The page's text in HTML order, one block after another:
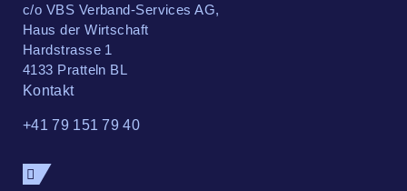
c/o VBS Verband-Services AG,
Haus der Wirtschaft
Hardstrasse 1
4133 Pratteln BL
Kontakt
+41 79 151 79 40